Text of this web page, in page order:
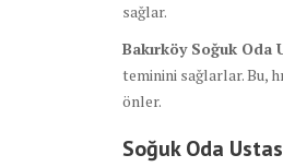
sağlar.
Bakırköy Soğuk Oda
teminini sağlarlar. Bu,
önler.
Soğuk Oda